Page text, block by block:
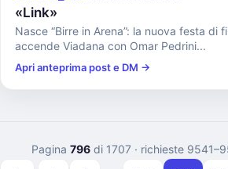
«Link»
Nasce “Birre in Arena”: la nuova festa di
accende Viadana con Omar Pedrini...
Apri anteprima post e DM →
Pagina 796 di 1707 · richieste